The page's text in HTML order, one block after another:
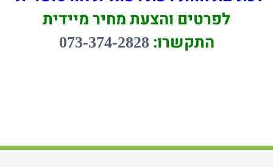
לפרטים והצעת מחיר מיידית
התקשרו: 073-374-2828